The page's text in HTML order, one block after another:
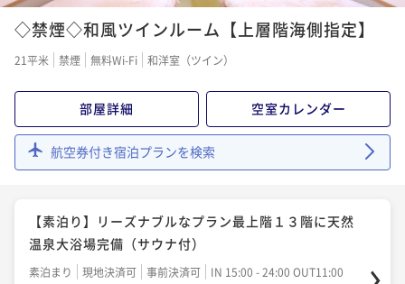
◇禁煙◇和風ツインルーム【上層階海側指定】
21平米 禁煙 無料Wi-Fi 和洋室（ツイン）
部屋詳細 空室カレンダー
航空券付き宿泊プランを検索
【素泊り】リーズナブルなプラン最上階１３階に天然
温泉大浴場完備（サウナ付）
素泊まり 現地決済可 事前決済可
IN 15:00 - 24:00 OUT11:00